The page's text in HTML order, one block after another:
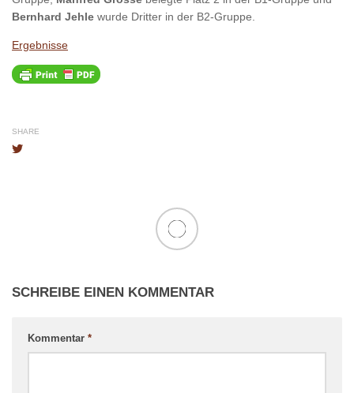
Bernhard Jehle wurde Dritter in der B2-Gruppe.
Ergebnisse
SHARE
SCHREIBE EINEN KOMMENTAR
Kommentar *